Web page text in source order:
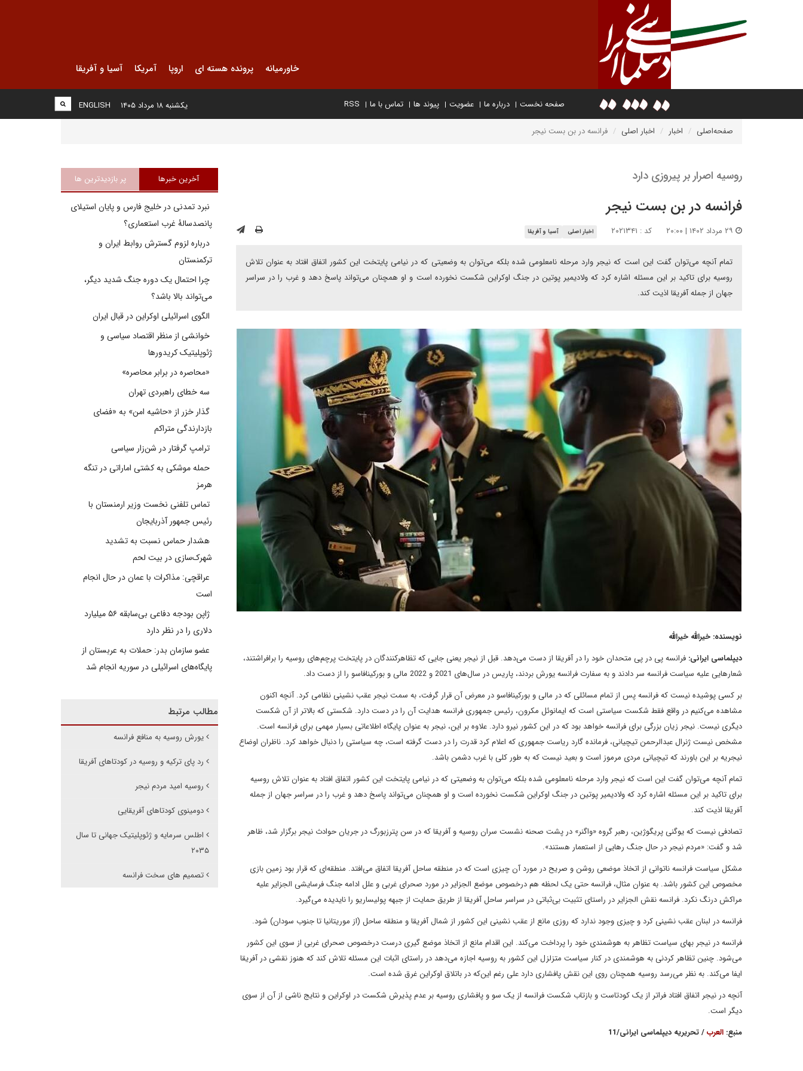
خاورمیانه پرونده هسته ای اروپا آمریکا آسیا و آفریقا
صفحه نخست درباره ما عضویت پیوند ها تماس با ما RSS
ENGLISH یکشنبه ۱۸ مرداد ۱۴۰۵
صفحه‌اصلی اخبار اخبار اصلی فرانسه در بن بست نیجر
روسیه اصرار بر پیروزی دارد
فرانسه در بن بست نیجر
کد : ۲۰۲۱۳۴۱ اخبار اصلی آسیا و آفریقا
تمام آنچه می‌توان گفت این است که نیجر وارد مرحله نامعلومی شده بلکه می‌توان به وضعیتی که در نیامی پایتخت این کشور اتفاق افتاد به عنوان تلاش
روسیه برای تاکید بر این مسئله اشاره کرد که ولادیمیر پوتین در جنگ اوکراین شکست نخورده است و او همچنان می‌تواند پاسخ دهد و غرب را در سراسر
جهان از جمله آفریقا اذیت کند.
نویسنده: خیرالله خیرالله
دیپلماسی ایرانی: فرانسه پی در پی متحدان خود را در آفریقا از دست می‌دهد. قبل از نیجر یعنی جایی که تظاهرکنندگان در پایتخت پرچم‌های روسیه را برافراشتند،
شعارهایی علیه سیاست فرانسه سر دادند و به سفارت فرانسه یورش بردند، پاریس در سال‌های 2021 و 2022 مالی و بورکینافاسو را از دست داد.
بر کسی پوشیده نیست که فرانسه پس از تمام مسائلی که در مالی و بورکینافاسو در معرض آن قرار گرفت، به سمت نیجر عقب نشینی نظامی کرد. آنچه اکنون
مشاهده می‌کنیم در واقع فقط شکست سیاستی است که ایمانوئل مکرون، رئیس جمهوری فرانسه هدایت آن را در دست دارد. شکستی که بالاتر از آن شکست
دیگری نیست. نیجر زیان بزرگی برای فرانسه خواهد بود که در این کشور نیرو دارد. علاوه بر این، نیجر به عنوان پایگاه اطلاعاتی بسیار مهمی برای فرانسه است.
مشخص نیست ژنرال عبدالرحمن تیچیانی، فرمانده گارد ریاست جمهوری که اعلام کرد قدرت را در دست گرفته است، چه سیاستی را دنبال خواهد کرد. ناظران اوضاع
نیجریه بر این باورند که تیچیانی مردی مرموز است و بعید نیست که به طور کلی با غرب دشمن باشد.
تمام آنچه می‌توان گفت این است که نیجر وارد مرحله نامعلومی شده بلکه می‌توان به وضعیتی که در نیامی پایتخت این کشور اتفاق افتاد به عنوان تلاش روسیه
برای تاکید بر این مسئله اشاره کرد که ولادیمیر پوتین در جنگ اوکراین شکست نخورده است و او همچنان می‌تواند پاسخ دهد و غرب را در سراسر جهان از جمله
آفریقا اذیت کند.
تصادفی نیست که یوگنی پریگوژین، رهبر گروه «واگنر» در پشت صحنه نشست سران روسیه و آفریقا که در سن پترزبورگ در جریان حوادث نیجر برگزار شد، ظاهر
شد و گفت: «مردم نیجر در حال جنگ رهایی از استعمار هستند».
مشکل سیاست فرانسه ناتوانی از اتخاذ موضعی روشن و صریح در مورد آن چیزی است که در منطقه ساحل آفریقا اتفاق می‌افتد. منطقه‌ای که قرار بود زمین بازی
مخصوص این کشور باشد. به عنوان مثال، فرانسه حتی یک لحظه هم درخصوص موضع الجزایر در مورد صحرای غربی و علل ادامه جنگ فرسایشی الجزایر علیه
مراکش درنگ نکرد. فرانسه نقش الجزایر در راستای تثبیت بی‌ثباتی در سراسر ساحل آفریقا از طریق حمایت از جبهه پولیساریو را نایدیده می‌گیرد.
فرانسه در لبنان عقب نشینی کرد و چیزی وجود ندارد که روزی مانع از عقب نشینی این کشور از شمال آفریقا و منطقه ساحل (از موریتانیا تا جنوب سودان) شود.
فرانسه در نیجر بهای سیاست تظاهر به هوشمندی خود را پرداخت می‌کند. این اقدام مانع از اتخاذ موضع گیری درست درخصوص صحرای غربی از سوی این کشور
می‌شود. چنین تظاهر کردنی به هوشمندی در کنار سیاست متزلزل این کشور به روسیه اجازه می‌دهد در راستای اثبات این مسئله تلاش کند که هنوز نقشی در آفریقا
ایفا می‌کند. به نظر می‌رسد روسیه همچنان روی این نقش پافشاری دارد علی رغم این‌که در باتلاق اوکراین غرق شده است.
آنچه در نیجر اتفاق افتاد فراتر از یک کودتاست و بازتاب شکست فرانسه از یک سو و پافشاری روسیه بر عدم پذیرش شکست در اوکراین و نتایج ناشی از آن از سوی
دیگر است.
منبع: العرب/ تحریریه دیپلماسی ایرانی/11
آخرین خبرها پر بازدیدترین ها
نبرد تمدنی در خلیج فارس و پایان استیلای
پانصدسالۀ غرب استعماری؟
درباره لزوم گسترش روابط ایران و
ترکمنستان
چرا احتمال یک دوره جنگ شدید دیگر،
می‌تواند بالا باشد؟
الگوی اسرائیلی اوکراین در قبال ایران
خوانشی از منظر اقتصاد سیاسی و
ژئوپلیتیک کریدورها
«محاصره در برابر محاصره»
سه خطای راهبردی تهران
گذار خزر از «حاشیه امن» به «فضای
بازدارندگی متراکم
ترامپ گرفتار در شن‌زار سیاسی
حمله موشکی به کشتی اماراتی در تنگه
هرمز
تماس تلفنی نخست وزیر ارمنستان با
رئیس جمهور آذربایجان
هشدار حماس نسبت به تشدید
شهرک‌سازی در بیت‌ لحم
عراقچی: مذاکرات با عمان در حال انجام
است
ژاپن بودجه دفاعی بی‌سابقه ۵۶ میلیارد
دلاری را در نظر دارد
عضو سازمان بدر: حملات به عربستان از
پایگاه‌های اسرائیلی در سوریه انجام شد
مطالب مرتبط
یورش روسیه به منافع فرانسه
رد پای ترکیه و روسیه در کودتاهای آفریقا
روسیه امید مردم نیجر
دومینوی کودتاهای آفریقایی
اطلس سرمایه و ژئوپلیتیک جهانی تا سال
۲۰۳۵
تصمیم های سخت فرانسه